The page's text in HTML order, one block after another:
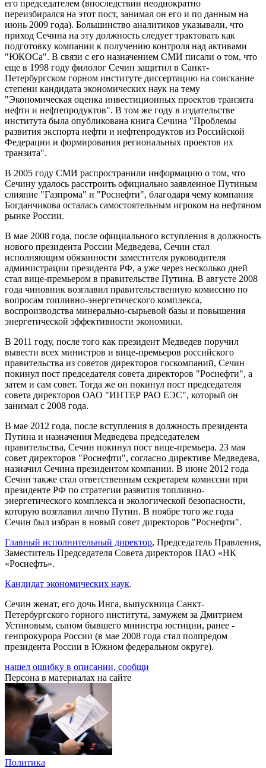
его председателем (впоследствии неоднократно
переизбирался на этот пост, занимал он его и по данным на
июнь 2009 года). Большинство аналитиков указывали, что
приход Сечина на эту должность следует трактовать как
подготовку компании к получению контроля над активами
"ЮКОСа". В связи с его назначением СМИ писали о том, что
еще в 1998 году филолог Сечин защитил в Санкт-
Петербургском горном институте диссертацию на соискание
степени кандидата экономических наук на тему
"Экономическая оценка инвестиционных проектов транзита
нефти и нефтепродуктов". В том же году в издательстве
института была опубликована книга Сечина "Проблемы
развития экспорта нефти и нефтепродуктов из Российской
Федерации и формирования региональных проектов их
транзита".
В 2005 году СМИ распространили информацию о том, что
Сечину удалось расстроить официально заявленное Путиным
слияние "Газпрома" и "Роснефти", благодаря чему компания
Богданчикова осталась самостоятельным игроком на нефтяном
рынке России.
В мае 2008 года, после официального вступления в должность
нового президента России Медведева, Сечин стал
исполняющим обязанности заместителя руководителя
администрации президента РФ, а уже через несколько дней
стал вице-премьером в правительстве Путина. В августе 2008
года чиновник возглавил правительственную комиссию по
вопросам топливно-энергетического комплекса,
воспроизводства минерально-сырьевой базы и повышения
энергетической эффективности экономики.
В 2011 году, после того как президент Медведев поручил
вывести всех министров и вице-премьеров российского
правительства из советов директоров госкомпаний, Сечин
покинул пост председателя совета директоров "Роснефти", а
затем и сам совет. Тогда же он покинул пост председателя
совета директоров ОАО "ИНТЕР РАО ЕЭС", который он
занимал с 2008 года.
В мае 2012 года, после вступления в должность президента
Путина и назначения Медведева председателем
правительства, Сечин покинул пост вице-премьера. 23 мая
совет директоров "Роснефти", согласно директиве Медведева,
назначил Сечина президентом компании. В июне 2012 года
Сечин также стал ответственным секретарем комиссии при
президенте РФ по стратегии развития топливно-
энергетического комплекса и экологиче­ской безопасности,
которую возглавил лично Путин. В ноябре того же года
Сечин был избран в новый совет директоров "Роснефти".
Главный исполнительный директор, Председатель Правления,
Заместитель Председателя Совета директоров ПАО «НК
«Роснефть».
Кандидат экономических наук.
Сечин женат, его дочь Инга, выпускница Санкт-
Петербургского горного института, замужем за Дмитрием
Устиновым, сыном бывшего министра юстиции, ранее -
генпрокурора России (в мае 2008 года стал полпредом
президента России в Южном федеральном округе).
нашел ошибку в описании, сообщи
Персона в материалах на сайте
Политика